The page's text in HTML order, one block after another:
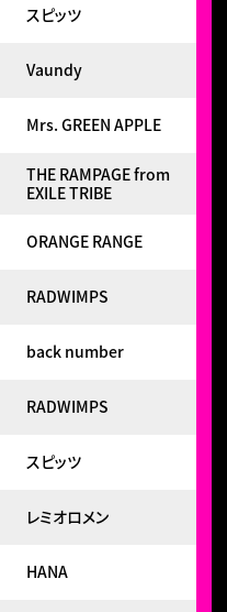
スピッツ
Vaundy
Mrs. GREEN APPLE
THE RAMPAGE from
EXILE TRIBE
ORANGE RANGE
RADWIMPS
back number
RADWIMPS
スピッツ
レミオロメン
HANA